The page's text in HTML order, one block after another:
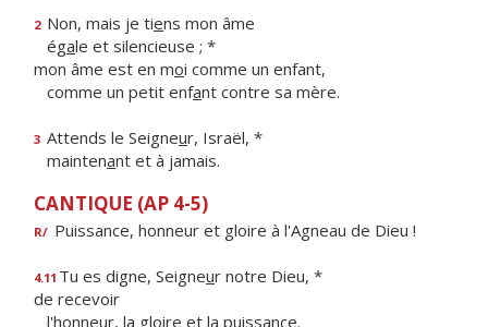
2 Non, mais je tiens mon âme
égale et silencieuse ; *
mon âme est en moi comme un enfant,
comme un petit enfant contre sa mère.
3 Attends le Seigneur, Israël, *
maintenant et à jamais.
CANTIQUE (AP 4-5)
R/ Puissance, honneur et gloire à l'Agneau de Dieu !
4.11 Tu es digne, Seigneur notre Dieu, *
de recevoir
l'honneur, la gloire et la puissance.